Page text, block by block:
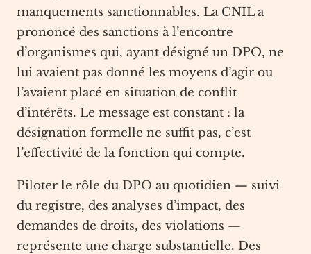
manquements sanctionnables. La CNIL a
prononcé des sanctions à l’encontre
d’organismes qui, ayant désigné un DPO, ne
lui avaient pas donné les moyens d’agir ou
l’avaient placé en situation de conflit
d’intérêts. Le message est constant : la
désignation formelle ne suffit pas, c’est
l’effectivité de la fonction qui compte.
Piloter le rôle du DPO au quotidien — suivi
du registre, des analyses d’impact, des
demandes de droits, des violations —
représente une charge substantielle. Des